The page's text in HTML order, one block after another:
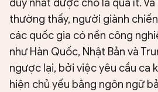
duy nhất được cho là quá ít. Và
thường thấy, người giành
các quốc gia có nền công
như Hàn Quốc, Nhật Bản và
ngược lại, bởi việc yêu cầu ca
hiện chủ yếu bằng ngôn ngữ